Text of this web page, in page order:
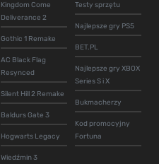
Kingdom Come
Deliverance 2
Gothic 1 Remake
AC Black Flag
Resynced
Silent Hill 2 Remake
Baldurs Gate 3
Hogwarts Legacy
Wiedźmin 3
Testy sprzętu
Najlepsze gry PS5
BET.PL
Najlepsze gry XBOX
Series S i X
Bukmacherzy
Kod promocyjny
Fortuna